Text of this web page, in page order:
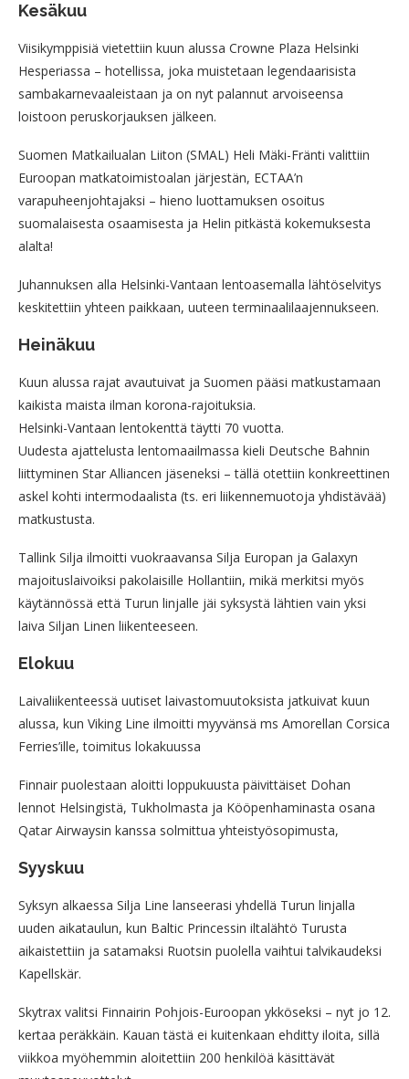
Kesäkuu
Viisikymppisiä vietettiin kuun alussa Crowne Plaza Helsinki
Hesperiassa – hotellissa, joka muistetaan legendaarisista
sambakarnevaaleistaan ja on nyt palannut arvoiseensa
loistoon peruskorjauksen jälkeen.
Suomen Matkailualan Liiton (SMAL) Heli Mäki-Fränti valittiin
Euroopan matkatoimistoalan järjestän, ECTAA’n
varapuheenjohtajaksi – hieno luottamuksen osoitus
suomalaisesta osaamisesta ja Helin pitkästä kokemuksesta
alalta!
Juhannuksen alla Helsinki-Vantaan lentoasemalla lähtöselvitys
keskitettiin yhteen paikkaan, uuteen terminaalilaajennukseen.
Heinäkuu
Kuun alussa rajat avautuivat ja Suomen pääsi matkustamaan
kaikista maista ilman korona-rajoituksia.
Helsinki-Vantaan lentokenttä täytti 70 vuotta.
Uudesta ajattelusta lentomaailmassa kieli Deutsche Bahnin
liittyminen Star Alliancen jäseneksi – tällä otettiin konkreettinen
askel kohti intermodaalista (ts. eri liikennemuotoja yhdistävää)
matkustusta.
Tallink Silja ilmoitti vuokraavansa Silja Europan ja Galaxyn
majoituslaivoiksi pakolaisille Hollantiin, mikä merkitsi myös
käytännössä että Turun linjalle jäi syksystä lähtien vain yksi
laiva Siljan Linen liikenteeseen.
Elokuu
Laivaliikenteessä uutiset laivastomuutoksista jatkuivat kuun
alussa, kun Viking Line ilmoitti myyvänsä ms Amorellan Corsica
Ferries’ille, toimitus lokakuussa
Finnair puolestaan aloitti loppukuusta päivittäiset Dohan
lennot Helsingistä, Tukholmasta ja Kööpenhaminasta osana
Qatar Airwaysin kanssa solmittua yhteistyösopimusta,
Syyskuu
Syksyn alkaessa Silja Line lanseerasi yhdellä Turun linjalla
uuden aikataulun, kun Baltic Princessin iltalähtö Turusta
aikaistettiin ja satamaksi Ruotsin puolella vaihtui talvikaudeksi
Kapellskär.
Skytrax valitsi Finnairin Pohjois-Euroopan ykköseksi – nyt jo 12.
kertaa peräkkäin. Kauan tästä ei kuitenkaan ehditty iloita, sillä
viikkoa myöhemmin aloitettiin 200 henkilöä käsittävät